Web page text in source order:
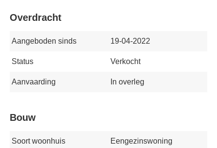
Overdracht
Aangeboden sinds 19-04-2022
Status Verkocht
Aanvaarding In overleg
Bouw
Soort woonhuis Eengezinswoning